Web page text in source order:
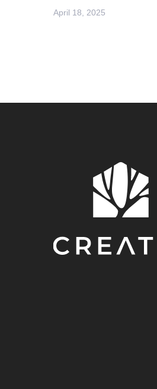
April 18, 2025